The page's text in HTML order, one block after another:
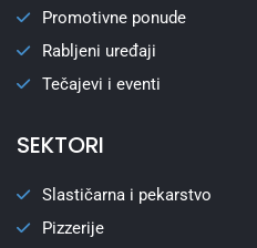
Promotivne ponude
Rabljeni uređaji
Tečajevi i eventi
SEKTORI
Slastičarna i pekarstvo
Pizzerije